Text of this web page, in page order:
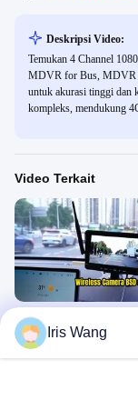
Deskripsi Video:
Temukan 4 Channel
MDVR for Bus, MDVR
untuk akurasi tinggi dan
kompleks, mendukung
Video Terkait
Kamera Traktor Plug-
IP68, Night Vision, BSD
Car Monitor
Iris Wang